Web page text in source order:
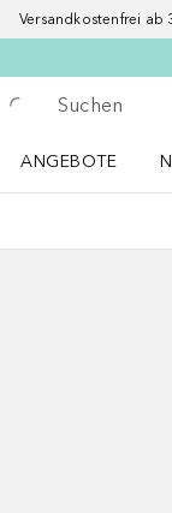
Versandkostenfrei ab
Gehe zurück
Suche ausführen
ANGEBOTE